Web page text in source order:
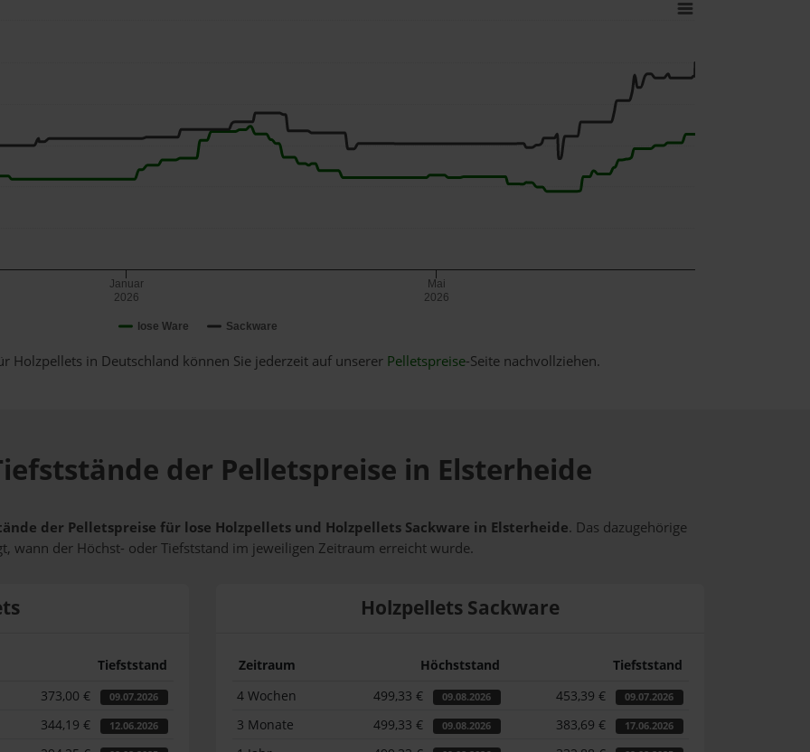
lose Ware Sackware
Januar
2026
Mai
2026
Holzpellets in Deutschland können Sie jederzeit auf unserer Pelletspreise-Seite nachvollziehen.
der Pelletspreise in Elsterheide
der Pelletspreise für lose Holzpellets und Holzpellets Sackware in Elsterheide. Das dazugehörige
wann der Höchst- oder Tiefststand im jeweiligen Zeitraum erreicht wurde.
Tiefststand
373,00 € 09.07.2026
344,19 € 12.06.2026
Holzpellets Sackware
Zeitraum Höchststand
Tiefststand
4 Wochen
499,33 € 09.08.2026 453,39 € 09.07.2026
3 Monate 499,33 € 09.08.2026 383,69 € 17.06.2026